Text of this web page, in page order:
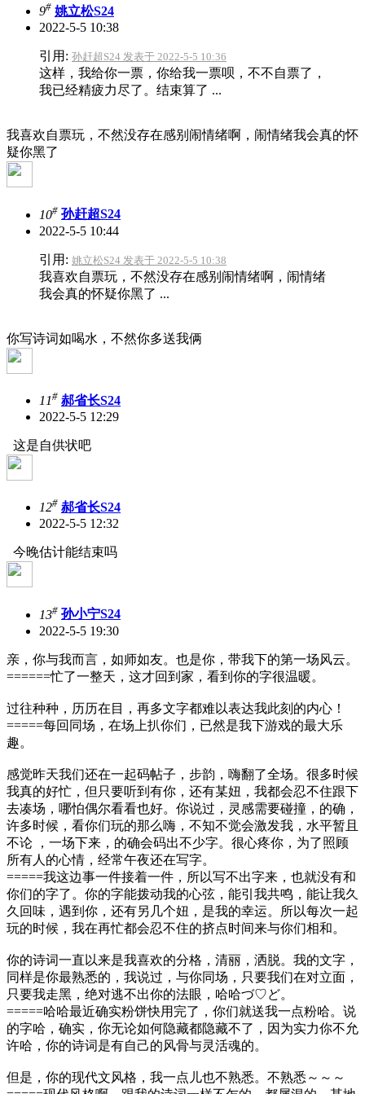
9# 姚立松S24
2022-5-5 10:38
引用: 孙赶超S24 发表于 2022-5-5 10:36
这样，我给你一票，你给我一票呗，不不自票了，
我已经精疲力尽了。结束算了 ...
我喜欢自票玩，不然没存在感别闹情绪啊，闹情绪我会真的怀
疑你黑了
10# 孙赶超S24
2022-5-5 10:44
引用: 姚立松S24 发表于 2022-5-5 10:38
我喜欢自票玩，不然没存在感别闹情绪啊，闹情绪
我会真的怀疑你黑了 ...
你写诗词如喝水，不然你多送我俩
11# 郝省长S24
2022-5-5 12:29
这是自供状吧
12# 郝省长S24
2022-5-5 12:32
今晚估计能结束吗
13# 孙小宁S24
2022-5-5 19:30
亲，你与我而言，如师如友。也是你，带我下的第一场风云。
======忙了一整天，这才回到家，看到你的字很温暖。
过往种种，历历在目，再多文字都难以表达我此刻的内心！
=====每回同场，在场上扒你们，已然是我下游戏的最大乐
趣。
感觉昨天我们还在一起码帖子，步韵，嗨翻了全场。很多时候
我真的好忙，但只要听到有你，还有某妞，我都会忍不住跟下
去凑场，哪怕偶尔看看也好。你说过，灵感需要碰撞，的确，
许多时候，看你们玩的那么嗨，不知不觉会激发我，水平暂且
不论 ，一场下来，的确会码出不少字。很心疼你，为了照顾
所有人的心情，经常午夜还在写字。
=====我这边事一件接着一件，所以写不出字来，也就没有和
你们的字了。你的字能拨动我的心弦，能引我共鸣，能让我久
久回味，遇到你，还有另几个妞，是我的幸运。所以每次一起
玩的时候，我在再忙都会忍不住的挤点时间来与你们相和。
你的诗词一直以来是我喜欢的分格，清丽，洒脱。我的文字，
同样是你最熟悉的，我说过，与你同场，只要我们在对立面，
只要我走黑，绝对逃不出你的法眼，哈哈づ♡ど。
=====哈哈最近确实粉饼快用完了，你们就送我一点粉哈。说
的字哈，确实，你无论如何隐藏都隐藏不了，因为实力你不允
许哈，你的诗词是有自己的风骨与灵活魂的。
但是，你的现代文风格，我一点儿也不熟悉。不熟悉～～～